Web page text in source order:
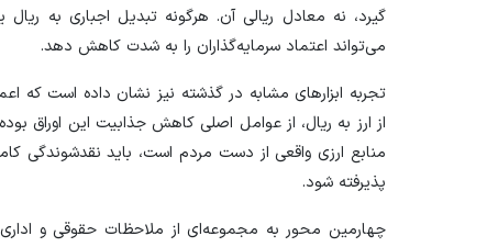
گیرد، نه معادل ریالی آن. هرگونه تبدیل اجباری به
می‌تواند اعتماد سرمایه‌گذاران را به شدت کاهش دهد.
تجربه ابزار‌های مشابه در گذشته نیز نشان داده است که
از ارز به ریال، از عوامل اصلی کاهش جذابیت این
منابع ارزی واقعی از دست مردم است، باید نقدشوندگی
پذیرفته شود.
چهارمین محور به مجموعه‌ای از ملاحظات حقوقی و اداری